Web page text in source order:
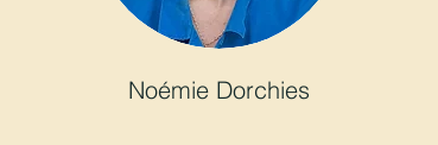
Noémie Dorchies